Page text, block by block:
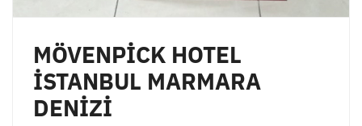
MÖVENPİCK HOTEL
İSTANBUL MARMARA
DENİZİ